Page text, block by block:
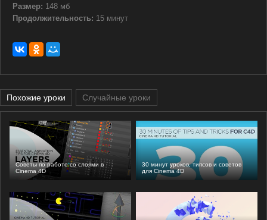
Размер: 148 мб
Продолжительность: 15 минут
Похожие уроки Случайные уроки
Советы по работе со слоями в
Cinema 4D
30 минут уроков, типсов и советов
для Cinema 4D